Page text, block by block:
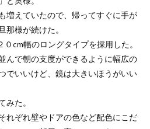
増えていたので、帰ってすぐに手が
那様が続けた。
cm幅のロングタイプを採用した。
んで朝の支度ができるように幅広の
でいいけど、鏡は大きいほうがいい
みた。
れぞれ壁やドアの色など配色にこだ